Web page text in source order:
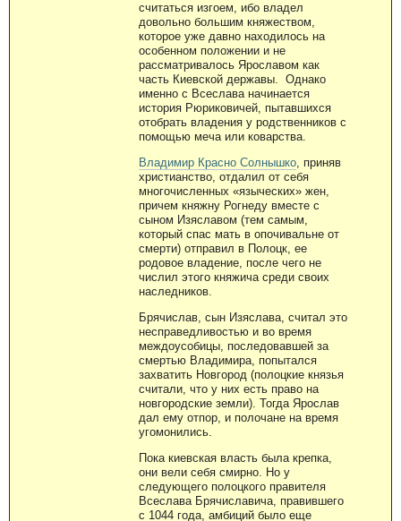
считаться изгоем, ибо владел
довольно большим княжеством,
которое уже давно находилось на
особенном положении и не
рассматривалось Ярославом как
часть Киевской державы. Однако
именно с Всеслава начинается
история Рюриковичей, пытавшихся
отобрать владения у родственников с
помощью меча или коварства.
Владимир Красно Солнышко , приняв
христианство, отдалил от себя
многочисленных «языческих» жен,
причем княжну Рогнеду вместе с
сыном Изяславом (тем самым,
который спас мать в опочивальне от
смерти) отправил в Полоцк, ее
родовое владение, после чего не
числил этого княжича среди своих
наследников.
Брячислав, сын Изяслава, считал это
несправедливостью и во время
междоусобицы, последовавшей за
смертью Владимира, попытался
захватить Новгород (полоцкие князья
считали, что у них есть право на
новгородские земли). Тогда Ярослав
дал ему отпор, и полочане на время
угомонились.
Пока киевская власть была крепка,
они вели себя смирно. Но у
следующего полоцкого правителя
Всеслава Брячиславича, правившего
с 1044 года, амбиций было еще